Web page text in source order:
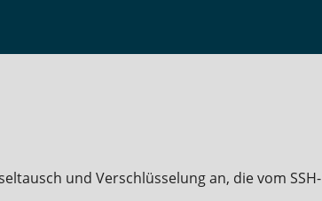
und Verschlüsselung an, die vom SSH-